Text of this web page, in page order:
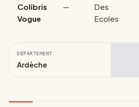
Colibris
Vogue
—
Des
Ecoles
DÉPARTEMENT
Ardèche